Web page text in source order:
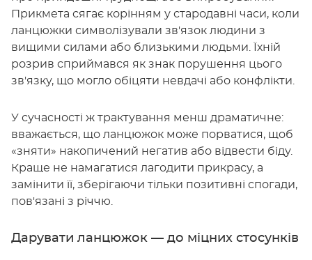
Прикмета сягає корінням у стародавні часи, коли
ланцюжки символізували зв'язок людини з
вищими силами або близькими людьми. Їхній
розрив сприймався як знак порушення цього
зв'язку, що могло обіцяти невдачі або конфлікти.
У сучасності ж трактування менш драматичне:
вважається, що ланцюжок може порватися, щоб
«зняти» накопичений негатив або відвести біду.
Краще не намагатися лагодити прикрасу, а
замінити її, зберігаючи тільки позитивні спогади,
пов'язані з річчю.
Дарувати ланцюжок — до міцних стосунків